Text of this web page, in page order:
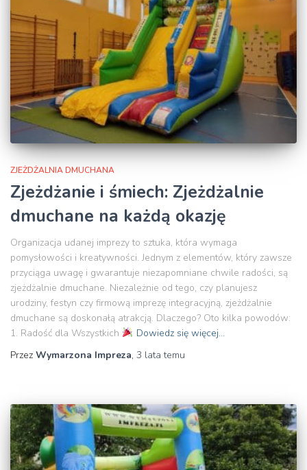
ZJEŻDŻALNIA DMUCHANA
Zjeżdżanie i śmiech: Zjeżdżalnie
dmuchane na każdą okazję
Organizacja udanej imprezy to sztuka, która wymaga
pomysłowości i kreatywności. Jednym z elementów, który zawsze
przyciąga uwagę i gwarantuje niezapomniane chwile radości, są
zjeżdżalnie dmuchane. Niezależnie od tego, czy planujesz
urodziny, festyn czy firmową imprezę integracyjną, zjeżdżalnie
dmuchane są doskonałą atrakcją. Dlaczego? Oto kilka powodów:
1. Radość dla Wszystkich
Dowiedz się więcej…
Przez Wymarzona Impreza, 3 lata temu